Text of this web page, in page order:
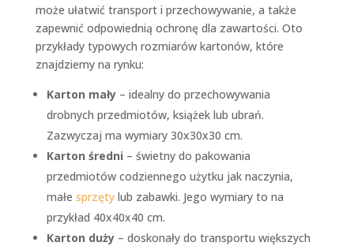
może ułatwić transport i przechowywanie, a także
zapewnić odpowiednią ochronę dla zawartości. Oto
przykłady typowych rozmiarów kartonów, które
znajdziemy na rynku:
Karton mały– idealny do przechowywania
drobnych przedmiotów, książek lub ubrań.
Zazwyczaj ma wymiary 30x30x30 cm.
Karton średni – świetny do pakowania
przedmiotów codziennego użytku jak naczynia,
małe sprzętylub zabawki. Jego wymiary to na
przykład 40x40x40 cm.
Karton duży– doskonały do transportu większych